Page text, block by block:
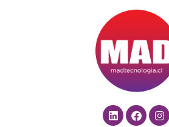
L
i
F
a
I
n